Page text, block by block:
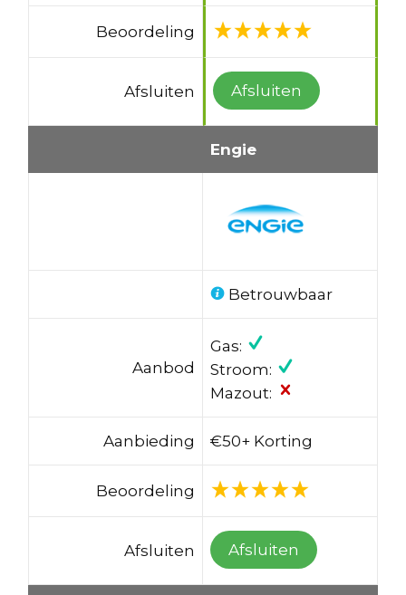
Beoordeling
Afsluiten Afsluiten
Engie
Betrouwbaar
Aanbod
Gas:
Stroom:
Mazout:
Aanbieding €50+ Korting
Beoordeling
Afsluiten Afsluiten